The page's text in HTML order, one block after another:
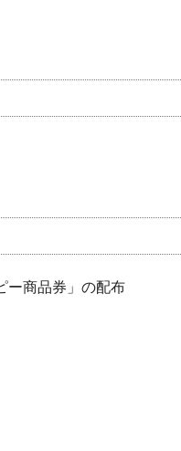
ー商品券」の配布